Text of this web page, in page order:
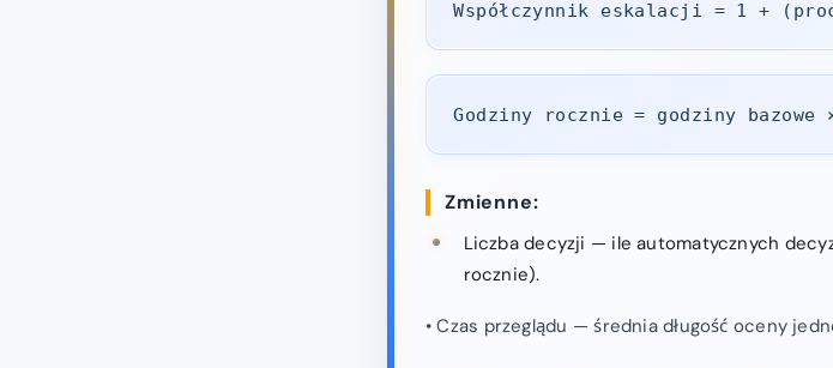
Współczynnik eskalacji = 1 +
Godziny rocznie = godziny
Zmienne:
Liczba decyzji — ile automatycznych
rocznie).
• Czas przeglądu — średnia długość oceny